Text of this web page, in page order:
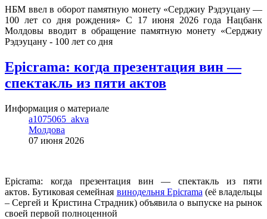
НБМ ввел в оборот памятную монету «Серджиу Рэдэуцану —
100 лет со дня рождения» С 17 июня 2026 года Нацбанк
Молдовы вводит в обращение памятную монету «Серджиу
Рэдэуцану - 100 лет со дня
Epicrama: когда презентация вин —
спектакль из пяти актов
Информация о материале
a1075065_akva
Молдова
07 июня 2026
Epicrama: когда презентация вин — спектакль из пяти
актов. Бутиковая семейная винодельня Epicrama (её владельцы
– Сергей и Кристина Страдник) объявила о выпуске на рынок
своей первой полноценной